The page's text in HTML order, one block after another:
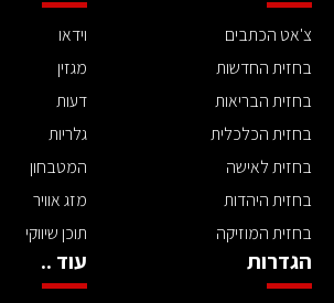
צ'אט הכתבים
בחזית החדשות
בחזית הבריאות
בחזית הכלכלית
בחזית לאישה
בחזית היהדות
בחזית המוזיקה
וידאו
מגזין
דעות
גלריות
המטבחון
מזג אוויר
תוכן שיווקי
הגדרות עוד ..